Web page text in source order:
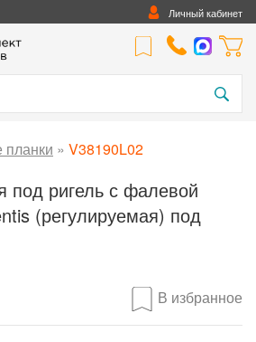
Личный кабинет
планки » V38190L02
под ригель с фалевой
(регулируемая) под
В избранное